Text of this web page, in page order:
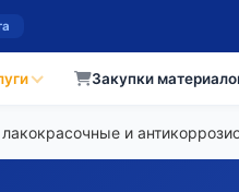
Закупки
и